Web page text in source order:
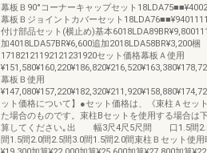
幕板Ｂ90°コーナーキャップセット
幕板Ｂジョイントカバーセット
付け部品セット(横止め)基本
加4018LDA57BR¥6,600追加2018LDA58BR¥3,200
17182121192121231920セット価格幕板Ａ使用
幕板Ｂ使用
ット価格について】●セット価格は、《束柱Ａセッ
た場合のものです。束柱Bセットを使用する場合は
算してください｡出 幅3尺4尺5尺間 口1.5間
間1.5間2.0間2.5間3.0間1.5間2.0間束柱Ｂセット使